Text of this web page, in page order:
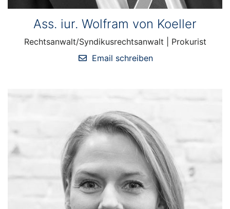
Ass. iur. Wolfram von Koeller
Rechtsanwalt/Syndikusrechtsanwalt | Prokurist
Email schreiben